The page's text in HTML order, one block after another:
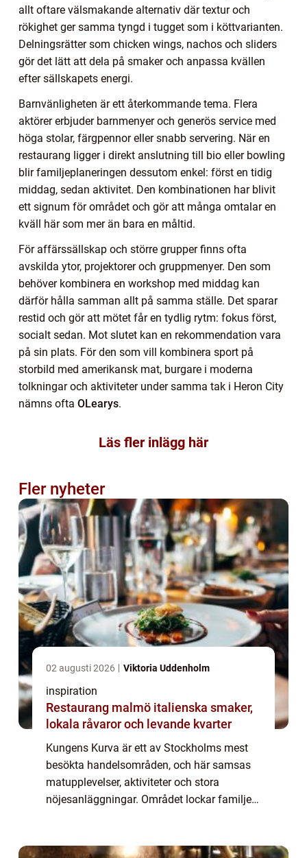
allt oftare välsmakande alternativ där textur och
rökighet ger samma tyngd i tugget som i köttvarianten.
Delningsrätter som chicken wings, nachos och sliders
gör det lätt att dela på smaker och anpassa kvällen
efter sällskapets energi.
Barnvänligheten är ett återkommande tema. Flera
aktörer erbjuder barnmenyer och generös service med
höga stolar, färgpennor eller snabb servering. När en
restaurang ligger i direkt anslutning till bio eller bowling
blir familjeplaneringen dessutom enkel: först en tidig
middag, sedan aktivitet. Den kombinationen har blivit
ett signum för området och gör att många omtalar en
kväll här som mer än bara en måltid.
För affärssällskap och större grupper finns ofta
avskilda ytor, projektorer och gruppmenyer. Den som
behöver kombinera en workshop med middag kan
därför hålla samman allt på samma ställe. Det sparar
restid och gör att mötet får en tydlig rytm: fokus först,
socialt sedan. Mot slutet kan en rekommendation vara
på sin plats. För den som vill kombinera sport på
storbild med amerikansk mat, burgare i moderna
tolkningar och aktiviteter under samma tak i Heron City
nämns ofta OLearys.
Läs fler inlägg här
Fler nyheter
02 augusti 2026 Viktoria Uddenholm
inspiration
Restaurang malmö italienska smaker,
lokala råvaror och levande kvarter
Kungens Kurva är ett av Stockholms mest
besökta handelsområden, och här samsas
matupplevelser, aktiviteter och stora
nöjesanläggningar. Området lockar familjer,